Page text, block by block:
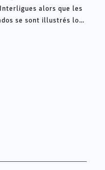
alors que les
se sont illustrés lors